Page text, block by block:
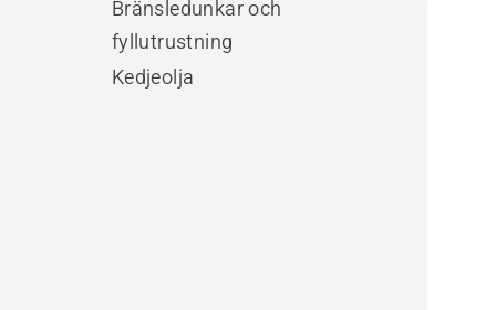
Bränsledunkar och
fyllutrustning
Kedjeolja